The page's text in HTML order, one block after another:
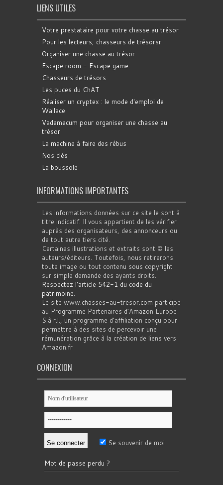
LIENS UTILES
Votre prestataire pour votre chasse au trésor
Pour les lecteurs, chasseurs de trésorsr
Organiser une chasse au trésor
Escape room - Escape game
Chasseurs de trésors
Les puces du ChAT
Réaliser un cryptex : le mode d'emploi de
Wallace
Vademecum pour organiser une chasse au
trésor
La machine à faire des rébus
Nos clés
La boussole
INFORMATIONS IMPORTANTES
Les informations données sur ce site le sont à
titre indicatif. Il vous appartient de les vérifier
auprès des organisateurs, des annonceurs ou
de tout autre tiers cité.
Certaines illustrations et extraits sont © les
auteurs/éditeurs. Toutefois, nous retirerons
toute image ou tout contenu sous copyright
sur simple demande des ayants droits.
Respectez l'article 542-1 du code du
patrimoine.
Le site www.chasses-au-tresor.com participe
au Programme Partenaires d’Amazon Europe
S.à r.l., un programme d’affiliation conçu pour
permettre à des sites de percevoir une
rémunération grâce à la création de liens vers
Amazon.fr
CONNEXION
Se souvenir de moi
Mot de passe perdu ?